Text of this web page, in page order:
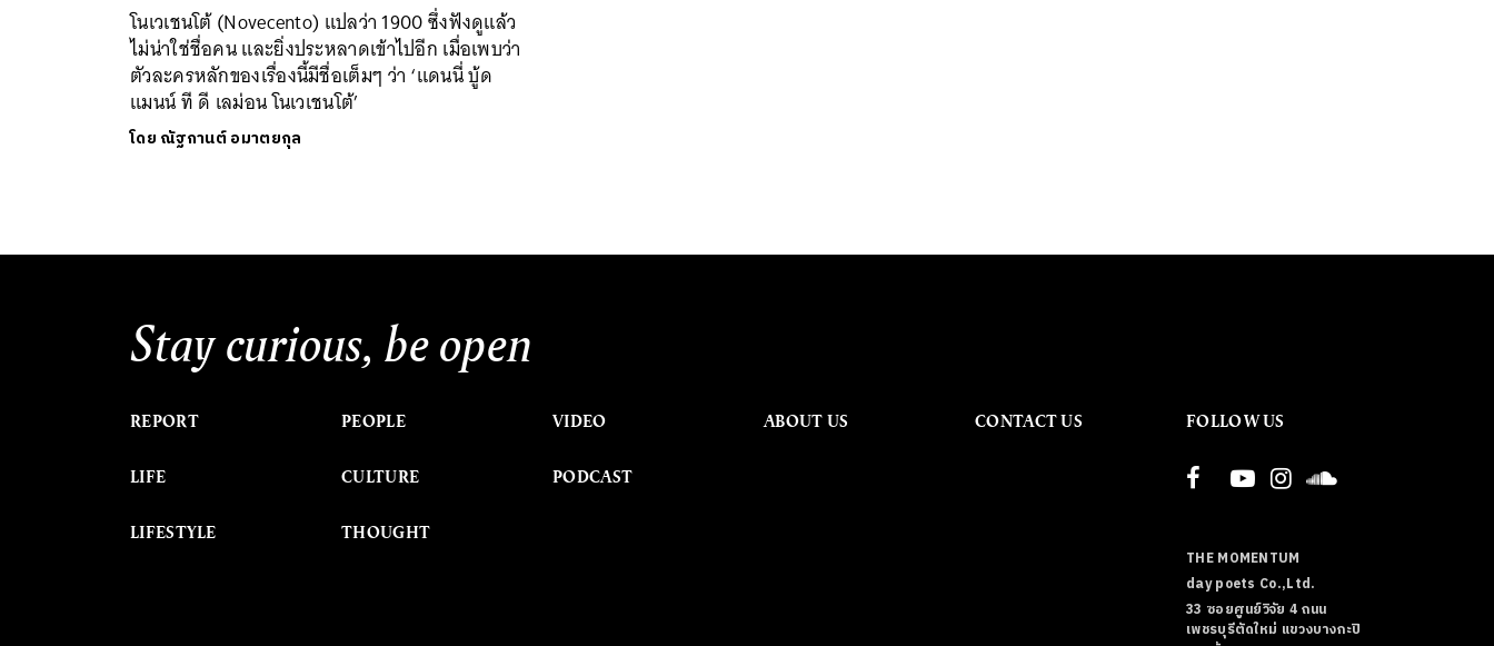
โนเวเชนโต้ (Novecento) แปลว่า 1900 ซึ่งฟังดูแล้ว
ไม่น่าใช่ชื่อคน และยิ่งประหลาดเข้าไปอีก เมื่อเพบว่า
ตัวละครหลักของเรื่องนี้มีชื่อเต็มๆ ว่า ‘แดนนี่ บู้ด
แมนน์ ที ดี เลม่อน โนเวเชนโต้’
โดย ณัฐกานต์ อมาตยกุล
Stay curious, be open
REPORT
LIFE
LIFESTYLE
PEOPLE
CULTURE
THOUGHT
VIDEO
PODCAST
ABOUT US CONTACT US FOLLOW US
THE MOMENTUM
day poets Co.,Ltd.
33 ซอยศูนย์วิจัย 4 ถนน
เพชรบุรีตัดใหม่ แขวงบางกะปิ